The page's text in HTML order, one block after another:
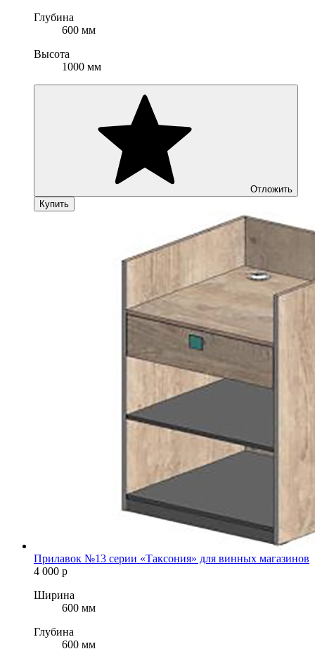
Глубина
600 мм
Высота
1000 мм
Отложить
Купить
Прилавок №13 серии «Таксония» для винных магазинов
4 000 р
Ширина
600 мм
Глубина
600 мм